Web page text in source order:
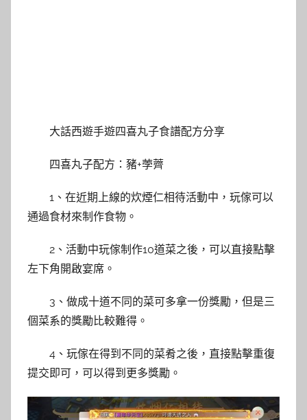
大話西遊手遊四喜丸子食譜配方分享
四喜丸子配方：豬+荸薺
1、在近期上線的炊煙仁相待活動中，玩傢可以
通過食材來制作食物。
2、活動中玩傢制作10道菜之後，可以直接點擊
左下角開啟宴席。
3、做成十道不同的菜可多拿一份獎勵，但是三
個菜系的獎勵比較難得。
4、玩傢在得到不同的菜肴之後，直接點擊重復
提交即可，可以得到更多獎勵。